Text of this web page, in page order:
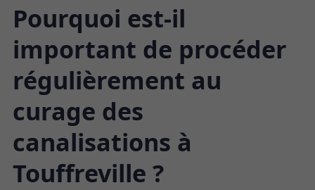
Pourquoi est-il
important de procéder
régulièrement au
curage des
canalisations à
Touffreville ?